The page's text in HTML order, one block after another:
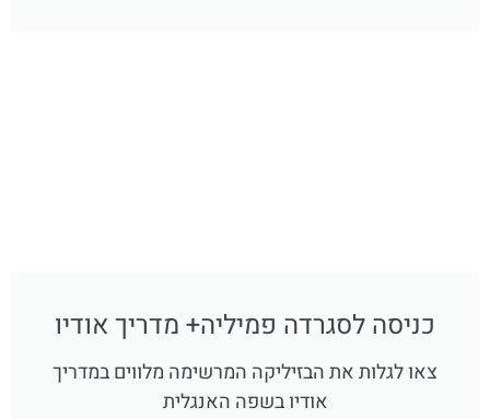
כניסה לסגרדה פמיליה+ מדריך אודיו
צאו לגלות את הבזיליקה המרשימה מלווים במדריך
אודיו בשפה האנגלית